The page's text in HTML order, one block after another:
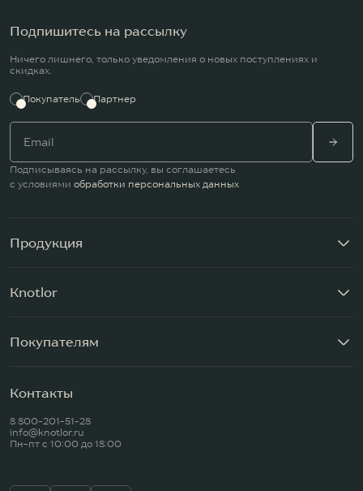
Подпишитесь на рассылку
Ничего лишнего, только уведомления о новых поступлениях и
скидках.
Покупатель Партнер
Подписываясь на рассылку, вы соглашаетесь
с условиями обработки персональных данных
Продукция
Knotlor
Покупателям
Контакты
8 800-201-51-28
info@knotlor.ru
Пн-пт c 10:00 до 18:00